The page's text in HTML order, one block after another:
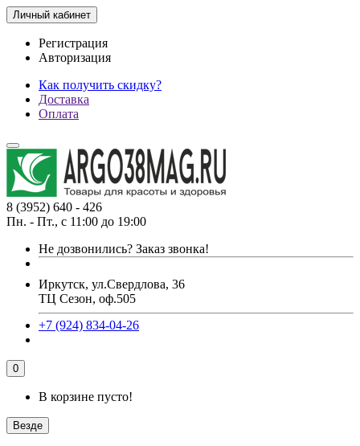
Личный кабинет
Регистрация
Авторизация
Как получить скидку?
Доставка
Оплата
8 (3952) 640 - 426
Пн. - Пт., с 11:00 до 19:00
Не дозвонились? Заказ звонка!
Иркутск, ул.Свердлова, 36
ТЦ Сезон, оф.505
+7 (924) 834-04-26
0
В корзине пусто!
Везде